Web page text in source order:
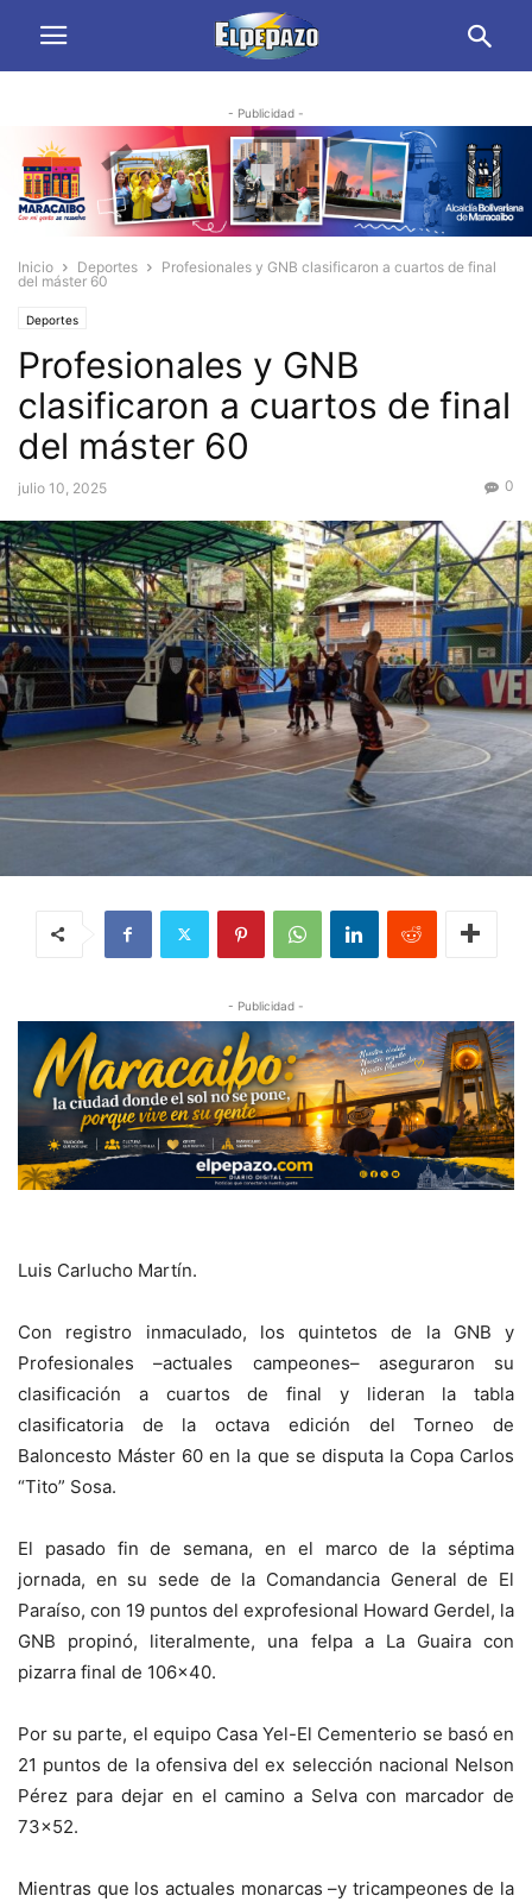
- Publicidad -
Inicio Deportes
Profesionales y GNB clasificaron a cuartos de final
del máster 60
Deportes
Profesionales y GNB
clasificaron a cuartos de final
del máster 60
julio 10, 2025 0
- Publicidad -
Luis Carlucho Martín.
Con registro inmaculado, los quintetos de la GNB y
Profesionales –actuales campeones– aseguraron su
clasificación a cuartos de final y lideran la tabla
clasificatoria de la octava edición del Torneo de
Baloncesto Máster 60 en la que se disputa la Copa Carlos
“Tito” Sosa.
El pasado fin de semana, en el marco de la séptima
jornada, en su sede de la Comandancia General de El
Paraíso, con 19 puntos del exprofesional Howard Gerdel, la
GNB propinó, literalmente, una felpa a La Guaira con
pizarra final de 106×40.
Por su parte, el equipo Casa Yel-El Cementerio se basó en
21 puntos de la ofensiva del ex selección nacional Nelson
Pérez para dejar en el camino a Selva con marcador de
73×52.
Mientras que los actuales monarcas –y tricampeones de la